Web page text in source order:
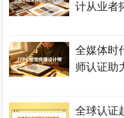
计从业者
全媒体时
师认证助
全球认证